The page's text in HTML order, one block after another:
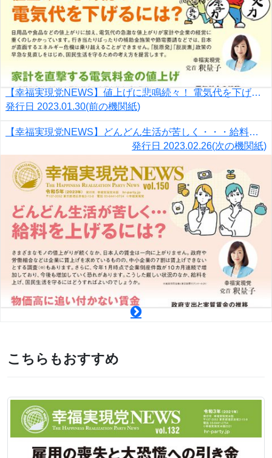
【幸福実現党NEWS】値上げに悲鳴続々！ 電気代を下げるには？
発行日 2023.01.30(前の機関紙)
【幸福実現党NEWS】どんどん生活が苦しく・・・給料を上げるには？
発行日 2023.02.26(次の機関紙)
こちらもおすすめ